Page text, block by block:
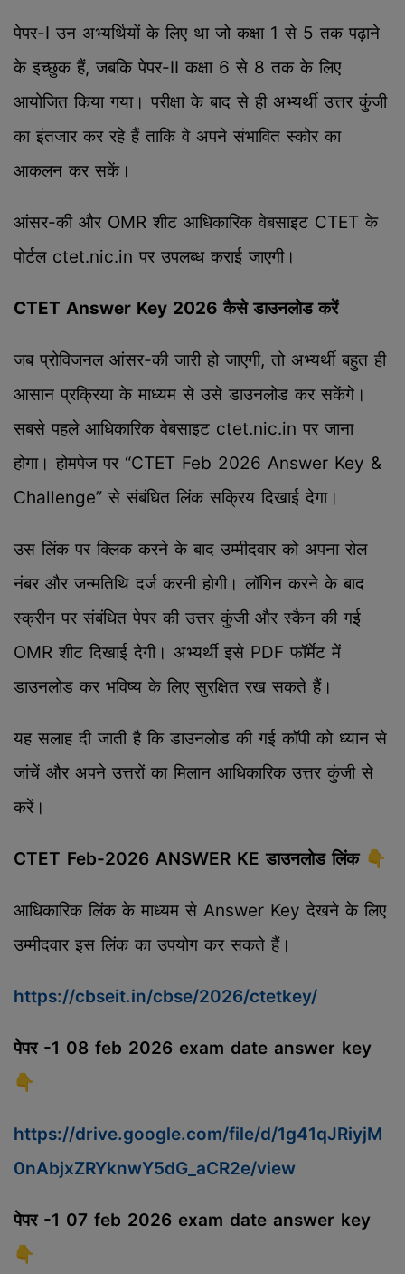
पेपर-I उन अभ्यर्थियों के लिए था जो कक्षा 1 से 5 तक पढ़ाने
के इच्छुक हैं, जबकि पेपर-II कक्षा 6 से 8 तक के लिए
आयोजित किया गया। परीक्षा के बाद से ही अभ्यर्थी उत्तर कुंजी
का इंतजार कर रहे हैं ताकि वे अपने संभावित स्कोर का
आकलन कर सकें।
आंसर-की और OMR शीट आधिकारिक वेबसाइट CTET के
पोर्टल ctet.nic.in पर उपलब्ध कराई जाएगी।
CTET Answer Key 2026 कैसे डाउनलोड करें
जब प्रोविजनल आंसर-की जारी हो जाएगी, तो अभ्यर्थी बहुत ही
आसान प्रक्रिया के माध्यम से उसे डाउनलोड कर सकेंगे।
सबसे पहले आधिकारिक वेबसाइट ctet.nic.in पर जाना
होगा। होमपेज पर “CTET Feb 2026 Answer Key &
Challenge” से संबंधित लिंक सक्रिय दिखाई देगा।
उस लिंक पर क्लिक करने के बाद उम्मीदवार को अपना रोल
नंबर और जन्मतिथि दर्ज करनी होगी। लॉगिन करने के बाद
स्क्रीन पर संबंधित पेपर की उत्तर कुंजी और स्कैन की गई
OMR शीट दिखाई देगी। अभ्यर्थी इसे PDF फॉर्मेट में
डाउनलोड कर भविष्य के लिए सुरक्षित रख सकते हैं।
यह सलाह दी जाती है कि डाउनलोड की गई कॉपी को ध्यान से
जांचें और अपने उत्तरों का मिलान आधिकारिक उत्तर कुंजी से
करें।
CTET Feb-2026 ANSWER KE डाउनलोड लिंक 👇
आधिकारिक लिंक के माध्यम से Answer Key देखने के लिए
उम्मीदवार इस लिंक का उपयोग कर सकते हैं।
https://cbseit.in/cbse/2026/ctetkey/
पेपर -1 08 feb 2026 exam date answer key
👇
https://drive.google.com/file/d/1g41qJRiyjM
0nAbjxZRYknwY5dG_aCR2e/view
पेपर -1 07 feb 2026 exam date answer key
👇